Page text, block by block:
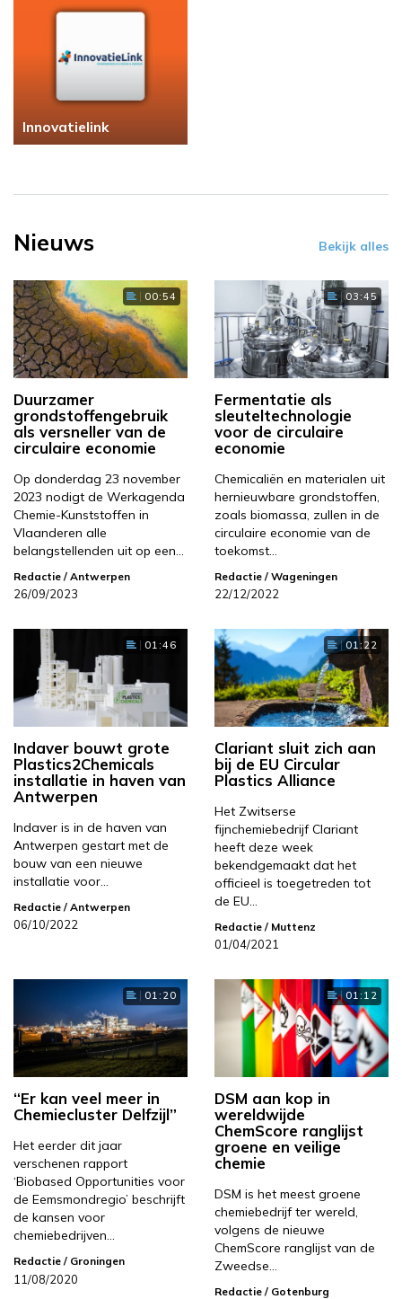
Innovatielink
Nieuws Bekijk alles
00:54
Duurzamer
grondstoffengebruik
als versneller van de
circulaire economie
Op donderdag 23 november
2023 nodigt de Werkagenda
Chemie-Kunststoffen in
Vlaanderen alle
belangstellenden uit op een…
Redactie / Antwerpen
26/09/2023
03:45
Fermentatie als
sleuteltechnologie
voor de circulaire
economie
Chemicaliën en materialen uit
hernieuwbare grondstoffen,
zoals biomassa, zullen in de
circulaire economie van de
toekomst…
Redactie / Wageningen
22/12/2022
01:46
Indaver bouwt grote
Plastics2Chemicals
installatie in haven van
Antwerpen
Indaver is in de haven van
Antwerpen gestart met de
bouw van een nieuwe
installatie voor…
Redactie / Antwerpen
06/10/2022
01:22
Clariant sluit zich aan
bij de EU Circular
Plastics Alliance
Het Zwitserse
fijnchemiebedrijf Clariant
heeft deze week
bekendgemaakt dat het
officieel is toegetreden tot
de EU…
Redactie / Muttenz
01/04/2021
01:20
“Er kan veel meer in
Chemiecluster Delfzijl”
Het eerder dit jaar
verschenen rapport
‘Biobased Opportunities voor
de Eemsmondregio’ beschrijft
de kansen voor
chemiebedrijven…
Redactie / Groningen
11/08/2020
01:12
DSM aan kop in
wereldwijde
ChemScore ranglijst
groene en veilige
chemie
DSM is het meest groene
chemiebedrijf ter wereld,
volgens de nieuwe
ChemScore ranglijst van de
Zweedse…
Redactie / Gotenburg